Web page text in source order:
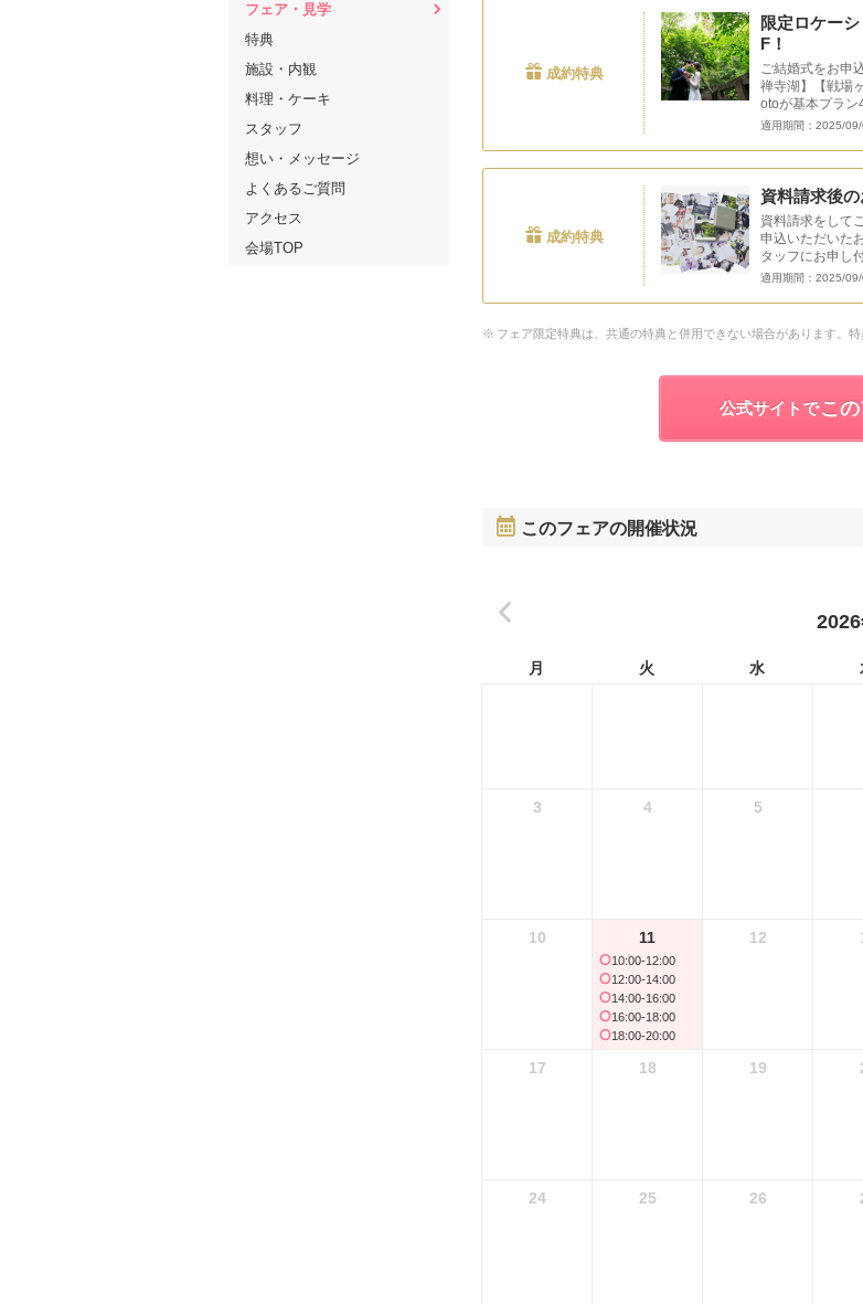
成約特典
限定ロケー
F！
ご結婚式をお申
禅寺湖】【戦場
otoが基本プラン
適用期間：2025/
成約特典
資料請求後
資料請求をして
申込いただいた
タッフにお申し
適用期間：2025/
フェア限定特典は、共通の特典と併用できない場合があります。
公式サイトでこ
このフェアの開催状況
月 火 水
3 4 5
10 11
10:00-12:00
12:00-14:00
14:00-16:00
16:00-18:00
18:00-20:00
12
17 18 19
24 25 26
フェア・見学
特典
施設・内観
料理・ケーキ
スタッフ
想い・メッセージ
よくあるご質問
アクセス
会場TOP